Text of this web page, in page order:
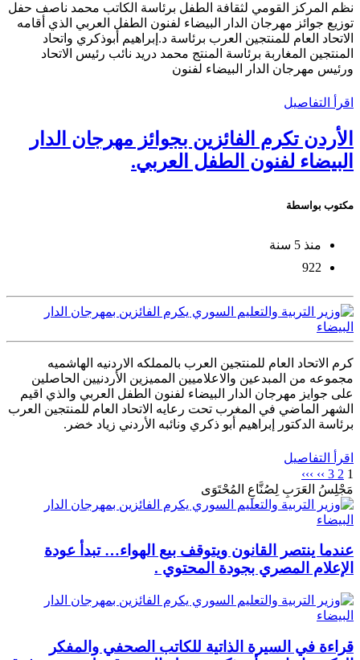
نظم المركز القومي لثقافة الطفل برئاسة الكاتب محمد ناصف حفل
توزيع جوائز مهرجان الدار البيضاء لفنون الطفل العربي الذي أقامه
الاتحاد العام للمنتجين العرب برئاسة د.إبراهيم أبوذكري واتحاد
المنتجين المغاربة برئاسة المنتج محمد دريد نائب رئيس الاتحاد
ورئيس مهرجان الدار البيضاء لفنون
اقرأ التفاصيل
الأردن تكرم الفائزين بجوائز مهرجان الدار
البيضاء لفنون الطفل العربي.
مكتوب بواسطة
منذ 5 سنة
922
كرم الاتحاد العام للمنتجين العرب بالمملكه الاردنيه الهاشميه
مجموعه من المبدعين والاعلاميين المميزين الأردنيين الحاصلين
على جوايز مهرجان الدار البيضاء لفنون الطفل العربي والذي اقيم
الشهر الماضي في المغرب تحت رعايه الاتحاد العام للمنتجين العرب
برئاسة الدكتور إبراهيم أبو ذكري ونائبه الأردني زياد خضر.
اقرأ التفاصيل
1
2
3
››
›››
مَجْلِسُ العَرَبِ لِصُنَّاعِ المُحْتَوَى
عندما ينتصر القانون ويتوقف بيع الهواء… تبدأ عودة
الإعلام المصري بجودة المحتوي .
قراءة في السيرة الذاتية للكاتب الصحفي والمفكر